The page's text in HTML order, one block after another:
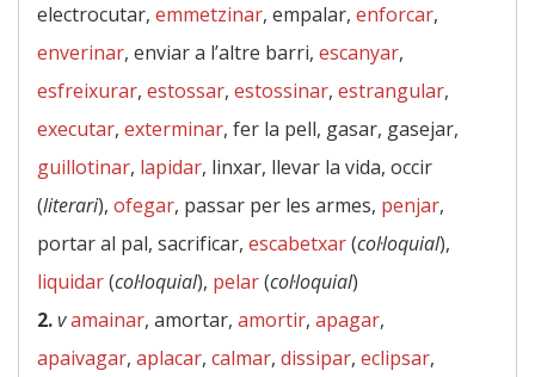
electrocutar, emmetzinar, empalar, enforcar,
enverinar, enviar a l’altre barri, escanyar,
esfreixurar, estossar, estossinar, estrangular,
executar, exterminar, fer la pell, gasar, gasejar,
guillotinar, lapidar, linxar, llevar la vida, occir
(literari), ofegar, passar per les armes, penjar,
portar al pal, sacrificar, escabetxar(col·loquial),
liquidar(col·loquial), pelar(col·loquial)
2.vamainar, amortar, amortir, apagar,
apaivagar, aplacar, calmar, dissipar, eclipsar,